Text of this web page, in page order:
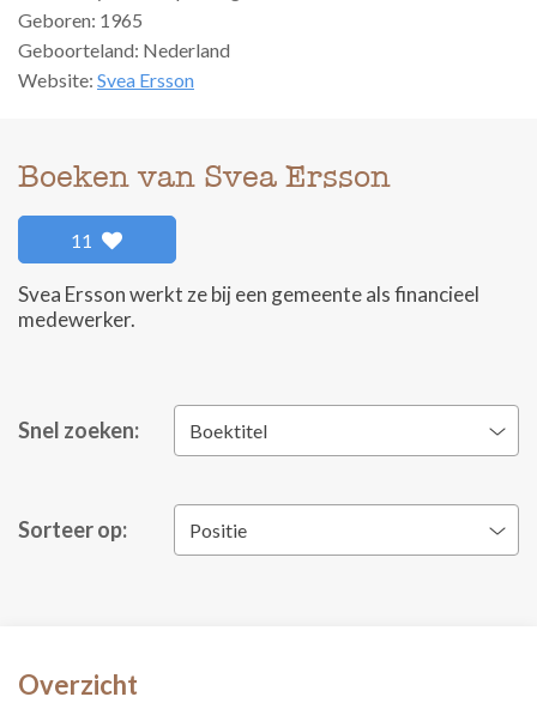
Geboren: 1965
Geboorteland: Nederland
Website: Svea Ersson
Boeken van Svea Ersson
11
Svea Ersson werkt ze bij een gemeente als financieel
medewerker.
Snel zoeken: Boektitel
Sorteer op: Positie
Overzicht